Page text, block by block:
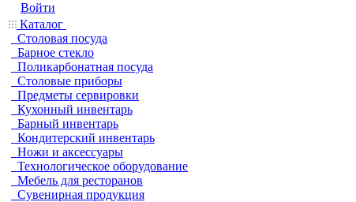
Войти
Каталог
Столовая посуда
Барное стекло
Поликарбонатная посуда
Столовые приборы
Предметы сервировки
Кухонный инвентарь
Барный инвентарь
Кондитерский инвентарь
Ножи и аксессуары
Технологическое оборудование
Мебель для ресторанов
Сувенирная продукция